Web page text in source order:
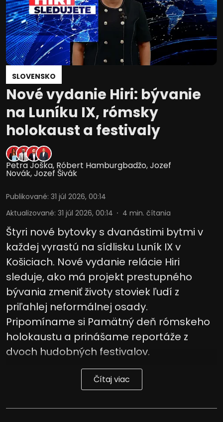
SLOVENSKO
Nové vydanie Hiri: bývanie
na Luníku IX, rómsky
holokaust a festivaly
Petra Joška, Róbert Hamburgbadžo,Jozef
Novák,Jozef Šivák
Publikované: 31 júl 2026, 00:14
Aktualizované: 31 júl 2026, 00:14 4 min. čítania
Štyri nové bytovky s dvanástimi bytmi v
každej vyrastú na sídlisku Luník IX v
Košiciach. Nové vydanie relácie Hiri
sleduje, ako má projekt prestupného
bývania zmeniť životy stoviek ľudí z
priľahlej neformálnej osady.
Pripomíname si Pamätný deň rómskeho
holokaustu a prinášame reportáže z
dvoch hudobných festivalov.
Čítaj viac